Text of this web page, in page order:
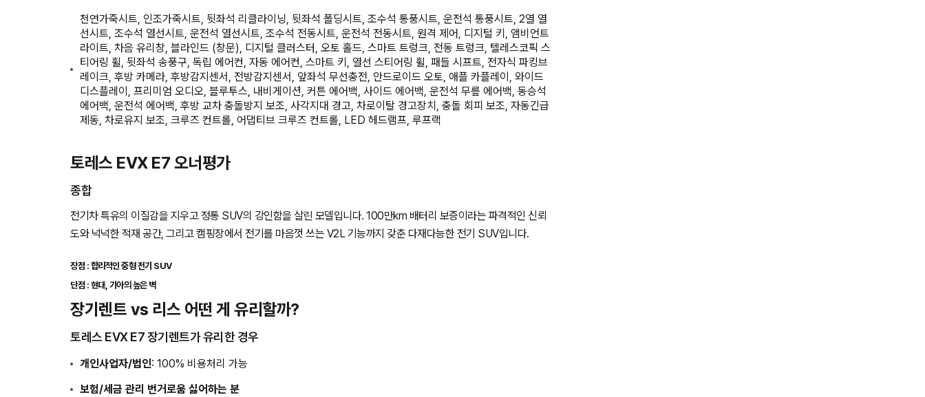
천연가죽시트, 인조가죽시트, 뒷좌석 리클라이닝, 뒷좌석 폴딩시트, 조수석 통풍시트, 운전석 통풍시트, 2열 열
선시트, 조수석 열선시트, 운전석 열선시트, 조수석 전동시트, 운전석 전동시트, 원격 제어, 디지털 키, 앰비언트
라이트, 차음 유리창, 블라인드 (창문), 디지털 클러스터, 오토 홀드, 스마트 트렁크, 전동 트렁크, 텔레스코픽 스
티어링 휠, 뒷좌석 송풍구, 독립 에어컨, 자동 에어컨, 스마트 키, 열선 스티어링 휠, 패들 시프트, 전자식 파킹브
레이크, 후방 카메라, 후방감지센서, 전방감지센서, 앞좌석 무선충전, 안드로이드 오토, 애플 카플레이, 와이드
디스플레이, 프리미엄 오디오, 블루투스, 내비게이션, 커튼 에어백, 사이드 에어백, 운전석 무릎 에어백, 동승석
에어백, 운전석 에어백, 후방 교차 충돌방지 보조, 사각지대 경고, 차로이탈 경고장치, 충돌 회피 보조, 자동긴급
제동, 차로유지 보조, 크루즈 컨트롤, 어댑티브 크루즈 컨트롤, LED 헤드램프, 루프랙
토레스 EVX E7 오너평가
종합
전기차 특유의 이질감을 지우고 정통 SUV의 강인함을 살린 모델입니다. 100만km 배터리 보증이라는 파격적인 신뢰
도와 넉넉한 적재 공간, 그리고 캠핑장에서 전기를 마음껏 쓰는 V2L 기능까지 갖춘 다재다능한 전기 SUV입니다.
장점 : 합리적인 중형 전기 SUV
단점 : 현대, 기아의 높은 벽
장기렌트 vs 리스 어떤 게 유리할까?
토레스 EVX E7 장기렌트가 유리한 경우
개인사업자/법인: 100% 비용처리 가능
보험/세금 관리 번거로움 싫어하는 분